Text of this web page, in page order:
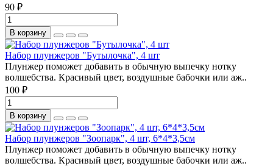
90 ₽
В корзину
Набор плунжеров "Бутылочка", 4 шт
Плунжер поможет добавить в обычную выпечку нотку
волшебства. Красивый цвет, воздушные бабочки или аж..
100 ₽
В корзину
Набор плунжеров "Зоопарк", 4 шт, 6*4*3,5см
Плунжер поможет добавить в обычную выпечку нотку
волшебства. Красивый цвет, воздушные бабочки или аж..